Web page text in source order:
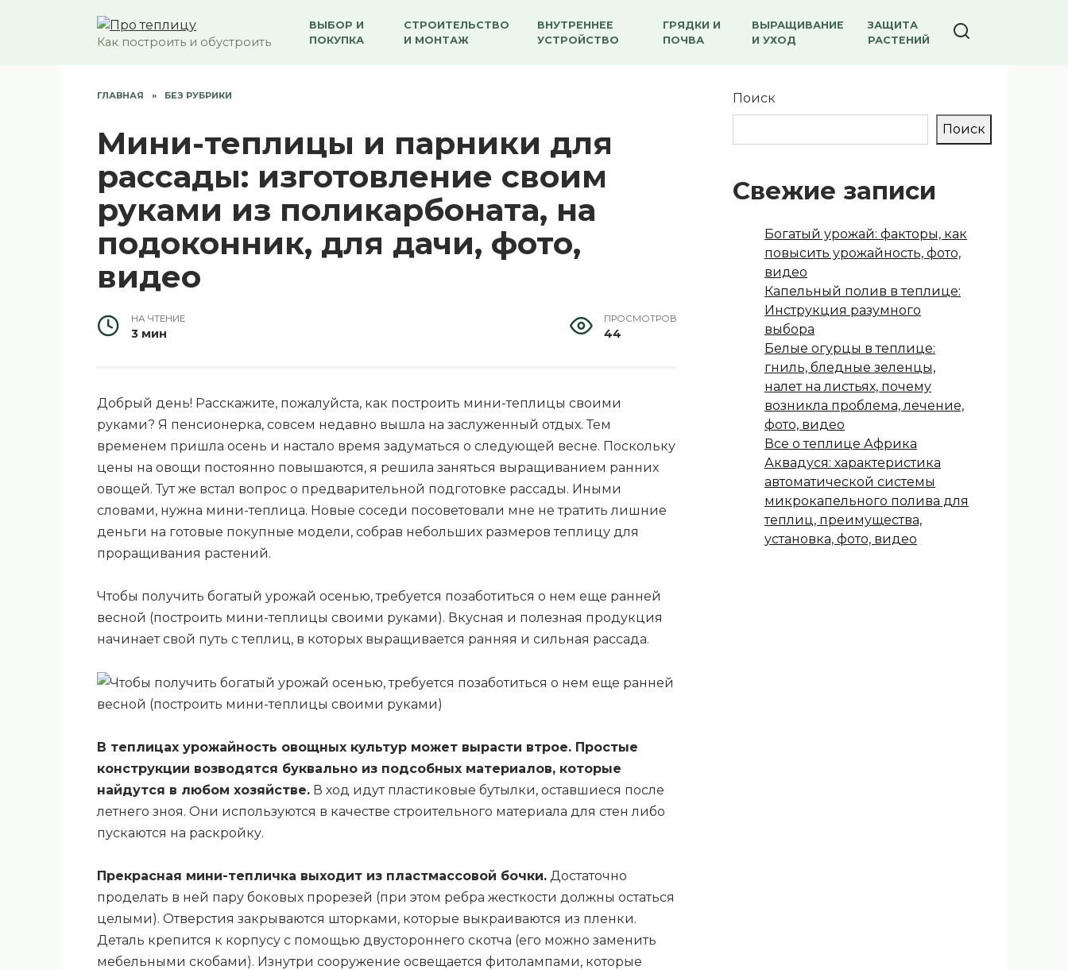
Как построить и обустроить
ВЫБОР И
ПОКУПКА
СТРОИТЕЛЬСТВО
И МОНТАЖ
ВНУТРЕННЕЕ
УСТРОЙСТВО
ГРЯДКИ И
ПОЧВА
ВЫРАЩИВАНИЕ
И УХОД
ЗАЩИТА
РАСТЕНИЙ
ГЛАВНАЯ » БЕЗ РУБРИКИ
Мини-теплицы и парники для
рассады: изготовление своим
руками из поликарбоната, на
подоконник, для дачи, фото,
видео
НА ЧТЕНИЕ
3 мин
ПРОСМОТРОВ
44
Добрый день! Расскажите, пожалуйста, как построить мини-теплицы своими
руками? Я пенсионерка, совсем недавно вышла на заслуженный отдых. Тем
временем пришла осень и настало время задуматься о следующей весне. Поскольку
цены на овощи постоянно повышаются, я решила заняться выращиванием ранних
овощей. Тут же встал вопрос о предварительной подготовке рассады. Иными
словами, нужна мини-теплица. Новые соседи посоветовали мне не тратить лишние
деньги на готовые покупные модели, собрав небольших размеров теплицу для
проращивания растений.
Чтобы получить богатый урожай осенью, требуется позаботиться о нем еще ранней
весной (построить мини-теплицы своими руками). Вкусная и полезная продукция
начинает свой путь с теплиц, в которых выращивается ранняя и сильная рассада.
В теплицах урожайность овощных культур может вырасти втрое. Простые
конструкции возводятся буквально из подсобных материалов, которые
найдутся в любом хозяйстве. В ход идут пластиковые бутылки, оставшиеся после
летнего зноя. Они используются в качестве строительного материала для стен либо
пускаются на раскройку.
Прекрасная мини-тепличка выходит из пластмассовой бочки. Достаточно
проделать в ней пару боковых прорезей (при этом ребра жесткости должны остаться
целыми). Отверстия закрываются шторками, которые выкраиваются из пленки.
Деталь крепится к корпусу с помощью двустороннего скотча (его можно заменить
мебельными скобами). Изнутри сооружение освещается фитолампами, которые
Поиск
Поиск
Свежие записи
Богатый урожай: факторы, как
повысить урожайность, фото,
видео
Капельный полив в теплице:
Инструкция разумного
выбора
Белые огурцы в теплице:
гниль, бледные зеленцы,
налет на листьях, почему
возникла проблема, лечение,
фото, видео
Все о теплице Африка
Аквадуся: характеристика
автоматической системы
микрокапельного полива для
теплиц, преимущества,
установка, фото, видео